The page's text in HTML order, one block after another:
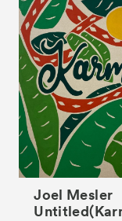
Joel Mesler